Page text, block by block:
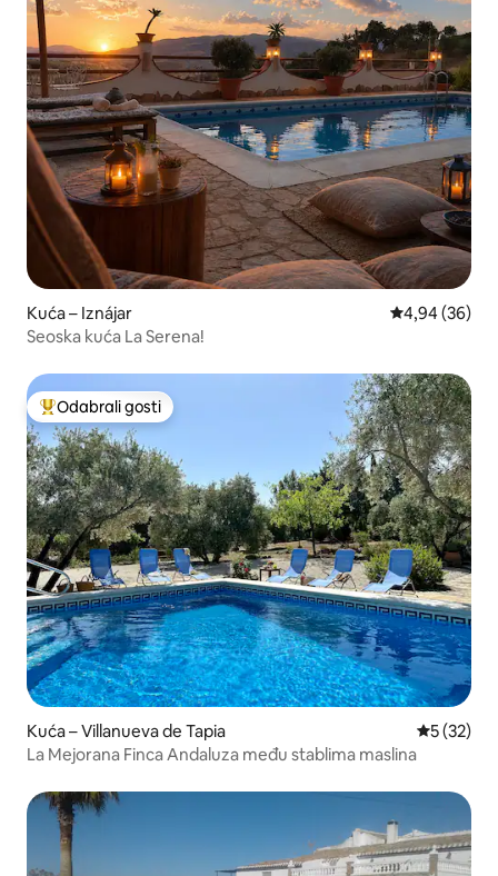
Kuća – Iznájar Prosječna
4,94 (36)
Seoska kuća La Serena!
Među najviše rangiranima s oznakom „Odabrali gosti”
Odabrali gosti
Kuća – Villanueva de Tapia Prosječna
5 (32)
La Mejorana Finca Andaluza među stablima maslina